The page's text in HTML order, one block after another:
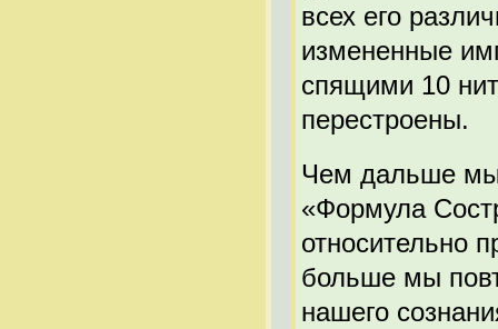
всех его
измененные
спящими 10
перестроены.
Чем дальше мы
«Формула
относительно
больше мы
нашего